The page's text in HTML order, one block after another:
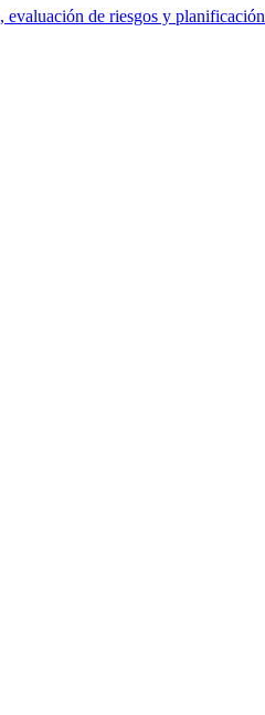
de riesgos y